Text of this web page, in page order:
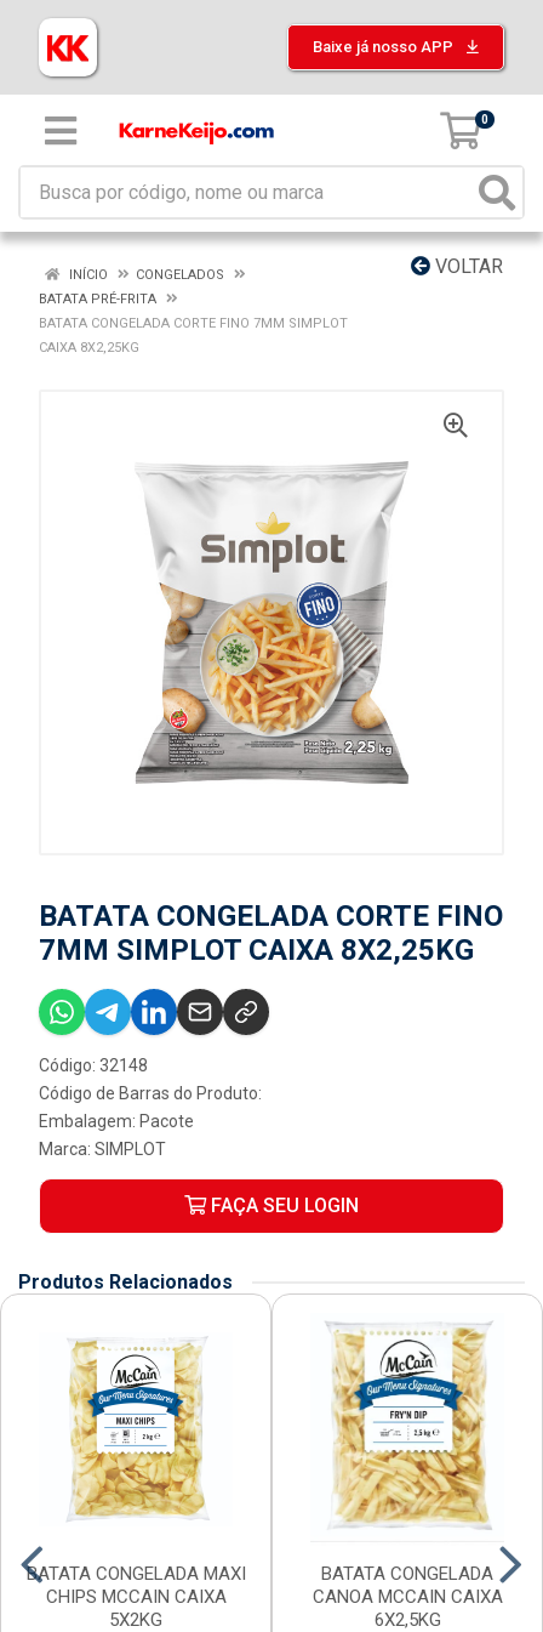
Baixe já nosso APP
0
VOLTAR
INÍCIO
CONGELADOS
BATATA PRÉ-FRITA
BATATA CONGELADA CORTE FINO 7MM SIMPLOT
CAIXA 8X2,25KG
BATATA CONGELADA CORTE FINO
7MM SIMPLOT CAIXA 8X2,25KG
Código: 32148
Código de Barras do Produto:
Embalagem: Pacote
Marca: SIMPLOT
FAÇA SEU LOGIN
Produtos Relacionados
BATATA CONGELADA MAXI
CHIPS MCCAIN CAIXA
5X2KG
BATATA CONGELADA
CANOA MCCAIN CAIXA
6X2,5KG